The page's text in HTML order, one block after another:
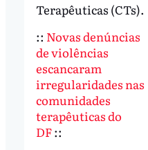
Terapêuticas (CTs).
:: Novas denúncias
de violências
escancaram
irregularidades nas
comunidades
terapêuticas do
DF::